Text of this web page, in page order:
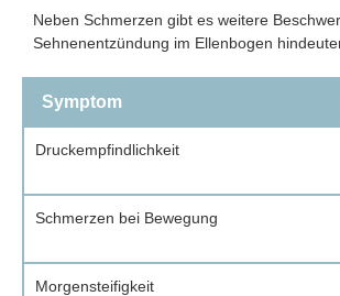
Neben Schmerzen gibt es weitere
Sehnenentzündung im Ellenbogen
Symptom
Druckempfindlichkeit
Schmerzen bei Bewegung
Morgensteifigkeit